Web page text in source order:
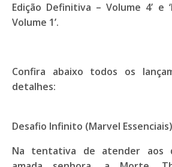
Edição Definitiva – Volume 4’ e
Volume 1’.
Confira abaixo todos os
detalhes:
Desafio Infinito (Marvel Essenciais)
Na tentativa de atender aos